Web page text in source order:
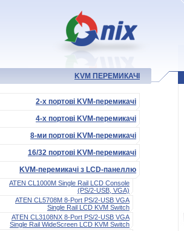
KVM ПЕРЕМИКАЧІ
2-х портові KVM-перемикачі
4-х портові KVM-перемикачі
8-ми портові KVM-перемикачі
16/32 портові KVM-перемикачі
KVM-перемикачі з LCD-панеллю
ATEN CL1000M Single Rail LCD Console
(PS/2-USB, VGA)
ATEN CL5708M 8-Port PS/2-USB VGA
Single Rail LCD KVM Switch
ATEN CL3108NX 8-Port PS/2-USB VGA
Single Rail WideScreen LCD KVM Switch